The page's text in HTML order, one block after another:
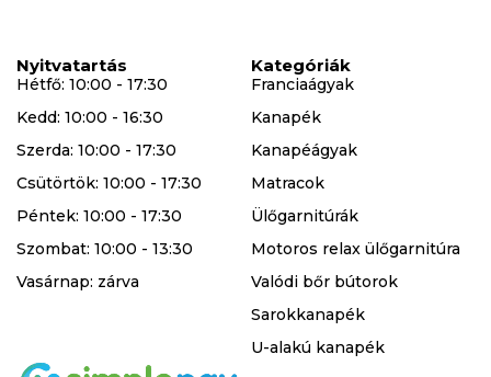
Nyitvatartás
Hétfő: 10:00 - 17:30
Kedd: 10:00 - 16:30
Szerda: 10:00 - 17:30
Csütörtök: 10:00 - 17:30
Péntek: 10:00 - 17:30
Szombat: 10:00 - 13:30
Vasárnap: zárva
Kategóriák
Franciaágyak
Kanapék
Kanapéágyak
Matracok
Ülőgarnitúrák
Motoros relax ülőgarnitúra
Valódi bőr bútorok
Sarokkanapék
U-alakú kanapék